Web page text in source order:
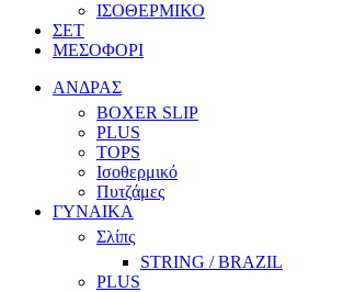
ΙΣΟΘΕΡΜΙΚΟ
ΣΕΤ
ΜΕΣΟΦΟΡΙ
ΑΝΔΡΑΣ
BOXER SLIP
PLUS
TOPS
Ισοθερμικό
Πυτζάμες
ΓΥΝΑΙΚΑ
Σλίπς
STRING / BRAZIL
PLUS